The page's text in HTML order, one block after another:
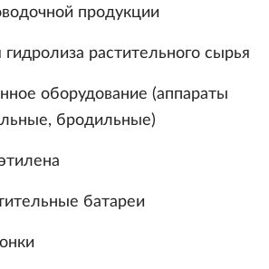
продукции
растительного сырья
оборудование (аппараты
бродильные)
батареи